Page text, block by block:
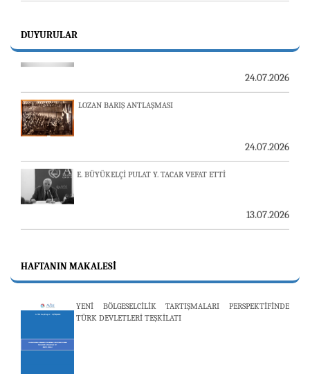
DUYURULAR
24.07.2026
"REVIEW OF ARMENIAN STUDIES (RAS)" DERGİSİ'NİN
53’ÜNCÜ SAYISI YAYINLANDI
25.06.2026
HAFTANIN MAKALESI
YENİ BÖLGESELCİLİK TARTIŞMALARI PERSPEKTİFİNDE
TÜRK DEVLETLERİ TEŞKİLATI